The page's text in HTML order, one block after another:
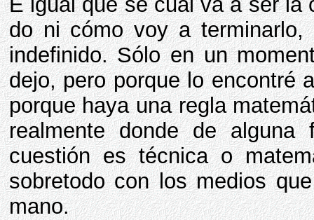
do ni cómo voy a terminarlo,
indefinido. Sólo en un
dejo, pero porque lo encontré
porque haya una regla
realmente donde de
cuestión es técnica o
sobretodo con los medios
mano.